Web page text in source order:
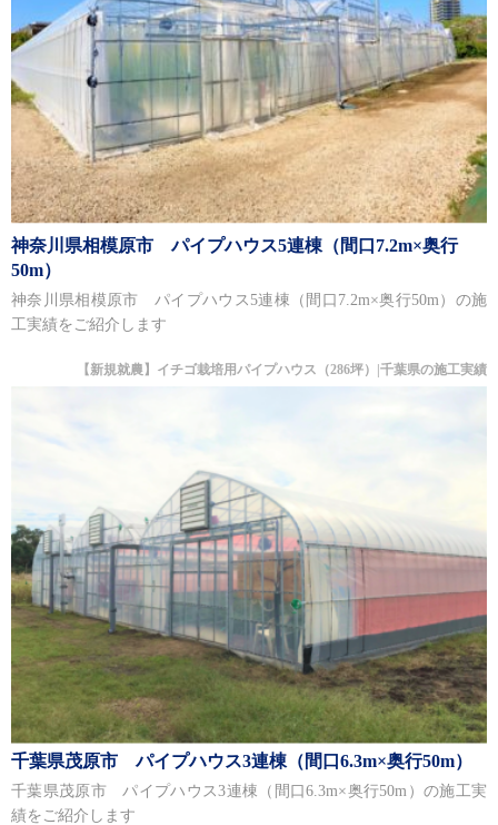
神奈川県相模原市 パイプハウス5連棟（間口7.2m×奥行
50m）
神奈川県相模原市 パイプハウス5連棟（間口7.2m×奥行50m）の施
工実績をご紹介します
【新規就農】イチゴ栽培用パイプハウス（286坪）|千葉県の施工実績
千葉県茂原市 パイプハウス3連棟（間口6.3m×奥行50m）
千葉県茂原市 パイプハウス3連棟（間口6.3m×奥行50m）の施工実
績をご紹介します